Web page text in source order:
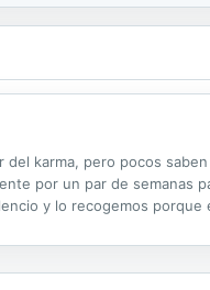
del karma, pero pocos
por un par de
y lo recogemos